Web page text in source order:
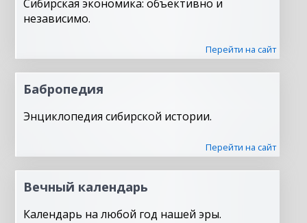
Сибирская экономика: объективно и
независимо.
Перейти на сайт
Бабропедия
Энциклопедия сибирской истории.
Перейти на сайт
Вечный календарь
Календарь на любой год нашей эры.